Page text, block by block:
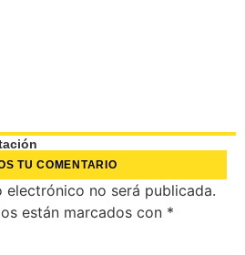
TU COMENTARIO
no será publicada.
están marcados con *